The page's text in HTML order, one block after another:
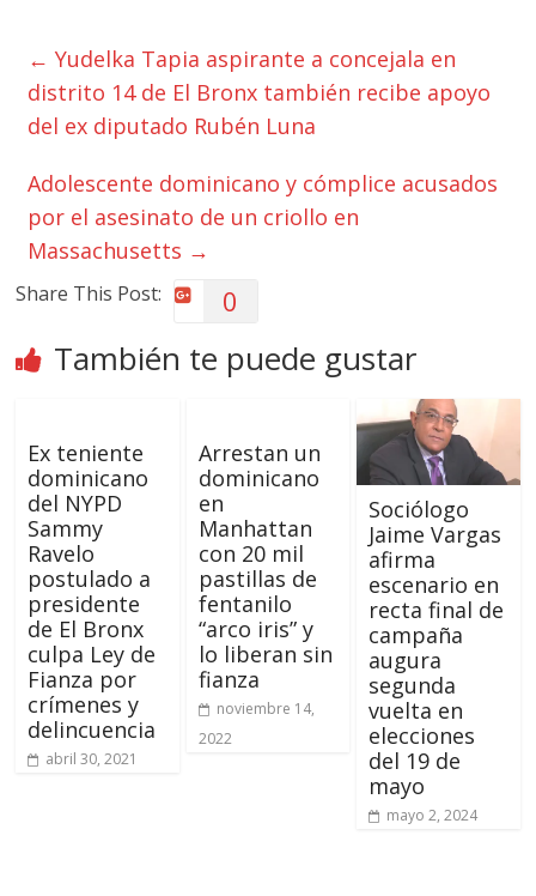
← Yudelka Tapia aspirante a concejala en
distrito 14 de El Bronx también recibe apoyo
del ex diputado Rubén Luna
Adolescente dominicano y cómplice acusados
por el asesinato de un criollo en
Massachusetts →
Share This Post: 0
También te puede gustar
Ex teniente
dominicano
del NYPD
Sammy
Ravelo
postulado a
presidente
de El Bronx
culpa Ley de
Fianza por
crímenes y
delincuencia
abril 30, 2021
Arrestan un
dominicano
en
Manhattan
con 20 mil
pastillas de
fentanilo
“arco iris” y
lo liberan sin
fianza
noviembre 14,
2022
Sociólogo
Jaime Vargas
afirma
escenario en
recta final de
campaña
augura
segunda
vuelta en
elecciones
del 19 de
mayo
mayo 2, 2024